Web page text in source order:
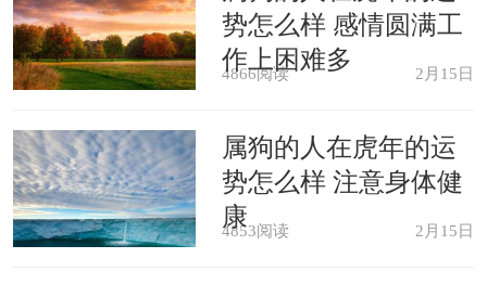
爱情运势指数：★★☆☆☆
命中没有桃花星并不会影响到戌狗
的桃花运，毕竟他们是那种相当擅长抓
住爱情的生肖。属狗的人对待感情的态
度十分忠诚，能够为了自己的爱人和家
势怎么样 感情圆满工
作上困难多
4866阅读 2月15日
属狗的人在虎年的运
势怎么样 注意身体健
康
4853阅读 2月15日